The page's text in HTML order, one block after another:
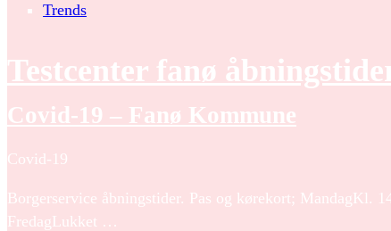
Trends
Testcenter fanø
Covid-19 – Fanø Kommune
Covid-19
Borgerservice åbningstider. Pas og kørekort; MandagKl.
FredagLukket …